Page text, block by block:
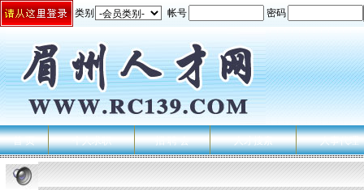
类别 帐号 密码
首 页 个人求职 招 聘 会 人才搜索 人事代理